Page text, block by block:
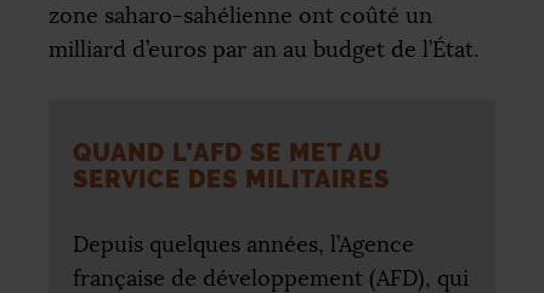
zone saharo-sahélienne ont coûté un
milliard d’euros par an au budget de l’État.
QUAND L’AFD SE MET AU
SERVICE DES MILITAIRES
Depuis quelques années, l’Agence
française de développement (AFD), qui